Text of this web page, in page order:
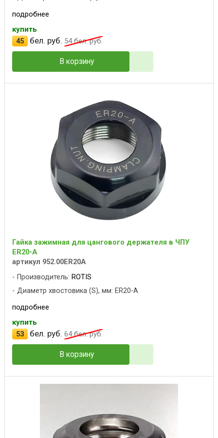
подробнее
купить
45
бел. руб. 54бел. руб.
В корзину
Гайка зажимная для цангового держателя в ЧПУ
ER20-A
артикул 952.00ER20A
Производитель: ROTIS
Диаметр хвостовика (S), мм: ER20-A
подробнее
купить
53
бел. руб. 64бел. руб.
В корзину